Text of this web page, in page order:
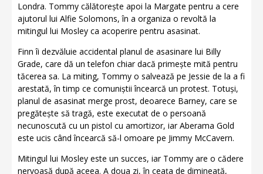
Londra. Tommy călătorește apoi la Margate pentru a cere
ajutorul lui Alfie Solomons, în a organiza o revoltă la
mitingul lui Mosley ca acoperire pentru asasinat.
Finn îi dezvăluie accidental planul de asasinare lui Billy
Grade, care dă un telefon chiar dacă primește mită pentru
tăcerea sa. La miting, Tommy o salvează pe Jessie de la a fi
arestată, în timp ce comuniștii încearcă un protest. Totuși,
planul de asasinat merge prost, deoarece Barney, care se
pregătește să tragă, este executat de o persoană
necunoscută cu un pistol cu amortizor, iar Aberama Gold
este ucis când încearcă să-l omoare pe Jimmy McCavern.
Mitingul lui Mosley este un succes, iar Tommy are o cădere
nervoasă după aceea. A doua zi, în ceața de dimineață,